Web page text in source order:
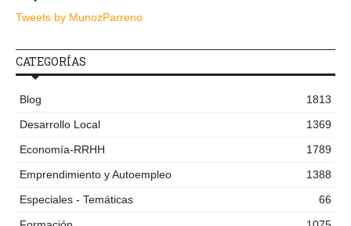
Tweets by MunozParreno
CATEGORÍAS
Blog
1813
Desarrollo Local
1369
Economía-RRHH
1789
Emprendimiento y Autoempleo
1388
Especiales - Temáticas
66